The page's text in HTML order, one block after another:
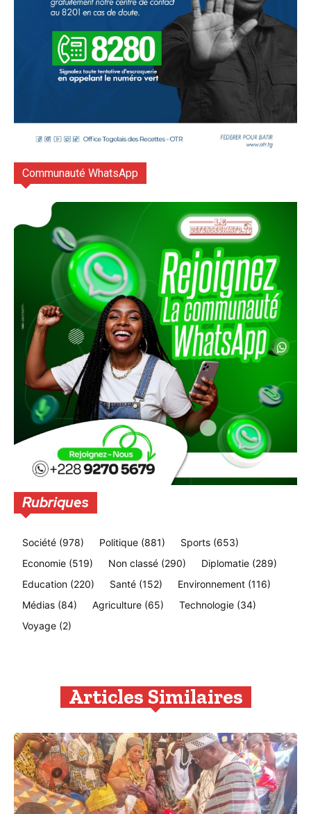
Communauté WhatsApp
Rubriques
Société (978) Politique (881) Sports (653)
Economie (519) Non classé (290) Diplomatie (289)
Education (220) Santé (152) Environnement (116)
Médias (84) Agriculture (65) Technologie (34)
Voyage (2)
Articles Similaires